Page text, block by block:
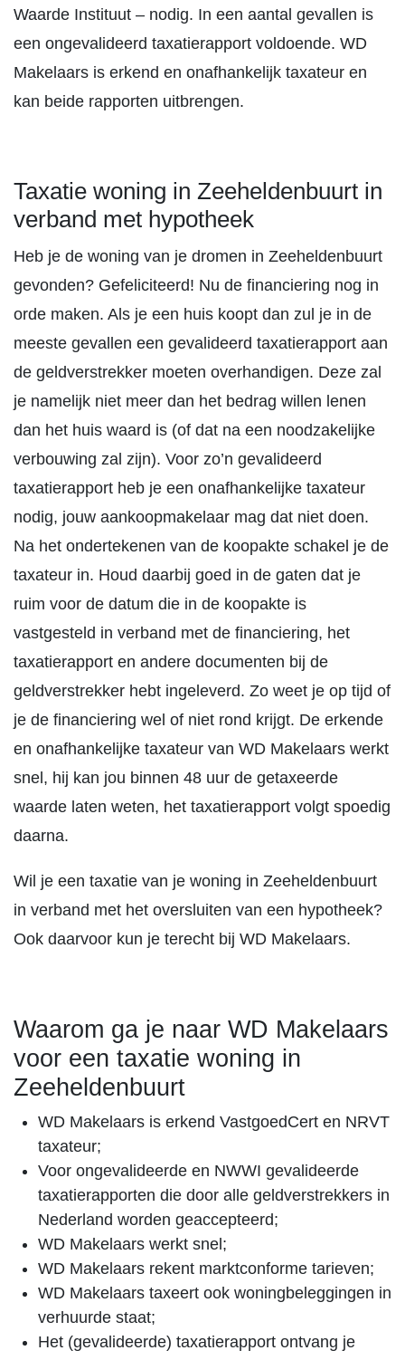
Waarde Instituut – nodig. In een aantal gevallen is
een ongevalideerd taxatierapport voldoende. WD
Makelaars is erkend en onafhankelijk taxateur en
kan beide rapporten uitbrengen.
Taxatie woning in Zeeheldenbuurt in
verband met hypotheek
Heb je de woning van je dromen in Zeeheldenbuurt
gevonden? Gefeliciteerd! Nu de financiering nog in
orde maken. Als je een huis koopt dan zul je in de
meeste gevallen een gevalideerd taxatierapport aan
de geldverstrekker moeten overhandigen. Deze zal
je namelijk niet meer dan het bedrag willen lenen
dan het huis waard is (of dat na een noodzakelijke
verbouwing zal zijn). Voor zo’n gevalideerd
taxatierapport heb je een onafhankelijke taxateur
nodig, jouw aankoopmakelaar mag dat niet doen.
Na het ondertekenen van de koopakte schakel je de
taxateur in. Houd daarbij goed in de gaten dat je
ruim voor de datum die in de koopakte is
vastgesteld in verband met de financiering, het
taxatierapport en andere documenten bij de
geldverstrekker hebt ingeleverd. Zo weet je op tijd of
je de financiering wel of niet rond krijgt. De erkende
en onafhankelijke taxateur van WD Makelaars werkt
snel, hij kan jou binnen 48 uur de getaxeerde
waarde laten weten, het taxatierapport volgt spoedig
daarna.
Wil je een taxatie van je woning in Zeeheldenbuurt
in verband met het oversluiten van een hypotheek?
Ook daarvoor kun je terecht bij WD Makelaars.
Waarom ga je naar WD Makelaars
voor een taxatie woning in
Zeeheldenbuurt
WD Makelaars is erkend VastgoedCert en NRVT
taxateur;
Voor ongevalideerde en NWWI gevalideerde
taxatierapporten die door alle geldverstrekkers in
Nederland worden geaccepteerd;
WD Makelaars werkt snel;
WD Makelaars rekent marktconforme tarieven;
WD Makelaars taxeert ook woningbeleggingen in
verhuurde staat;
Het (gevalideerde) taxatierapport ontvang je